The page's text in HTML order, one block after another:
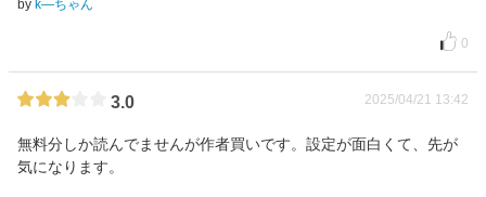
by k―ちゃん
0
3.0 2025/04/21 13:42
無料分しか読んでませんが作者買いです。設定が面白くて、先が
気になります。